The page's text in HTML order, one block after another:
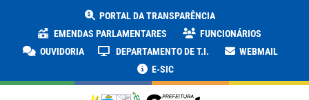
PORTAL DA TRANSPARÊNCIA
EMENDAS PARLAMENTARES
FUNCIONÁRIOS
OUVIDORIA
DEPARTAMENTO DE T.I.
WEBMAIL
E-SIC